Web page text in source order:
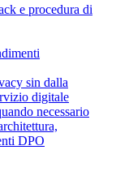
e procedura di
sin dalla
digitale
necessario
DPO